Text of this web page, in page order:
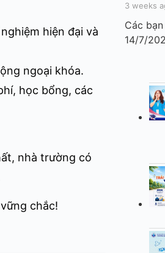
hiện đại và
ngoại khóa.
học bổng, các
nhà trường có
chắc!
3 weeks
Các
14/7/